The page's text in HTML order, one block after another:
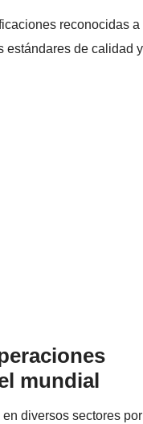
reconocidas a
estándares de calidad y
mundial
diversos sectores por